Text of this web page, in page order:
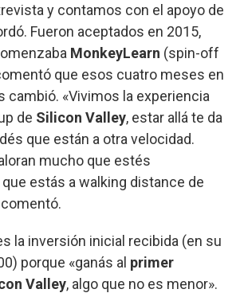
y contamos con el apoyo de
Fueron aceptados en 2015,
MonkeyLearn (spin-off
que esos cuatro meses en
cambió. «Vivimos la experiencia
de Silicon Valley, estar allá te da
que están a otra velocidad.
mucho que estés
estás a walking distance de
la inversión inicial recibida (en su
porque «ganás al primer
Valley, algo que no es menor».